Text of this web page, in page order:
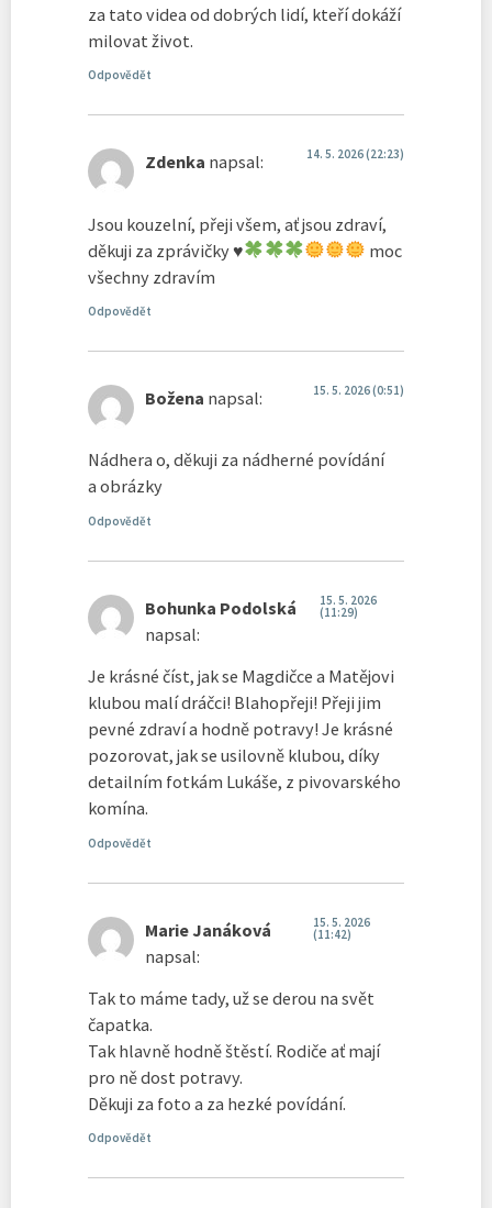
za tato videa od dobrých lidí, kteří dokáží
milovat život.
Odpovědět
Zdenka napsal: 14. 5. 2026 (22:23)
Jsou kouzelní, přeji všem, ať jsou zdraví,
děkuji za zprávičky♥️
moc
všechny zdravím
Odpovědět
Božena napsal: 15. 5. 2026 (0:51)
Nádhera o, děkuji za nádherné povídání
a obrázky
Odpovědět
Bohunka Podolská
napsal:
15. 5. 2026
(11:29)
Je krásné číst, jak se Magdičce a Matějovi
klubou malí dráčci! Blahopřeji! Přeji jim
pevné zdraví a hodně potravy! Je krásné
pozorovat, jak se usilovně klubou, díky
detailním fotkám Lukáše, z pivovarského
komína.
Odpovědět
Marie Janáková
napsal:
15. 5. 2026
(11:42)
Tak to máme tady, už se derou na svět
čapatka.
Tak hlavně hodně štěstí. Rodiče ať mají
pro ně dost potravy.
Děkuji za foto a za hezké povídání.
Odpovědět